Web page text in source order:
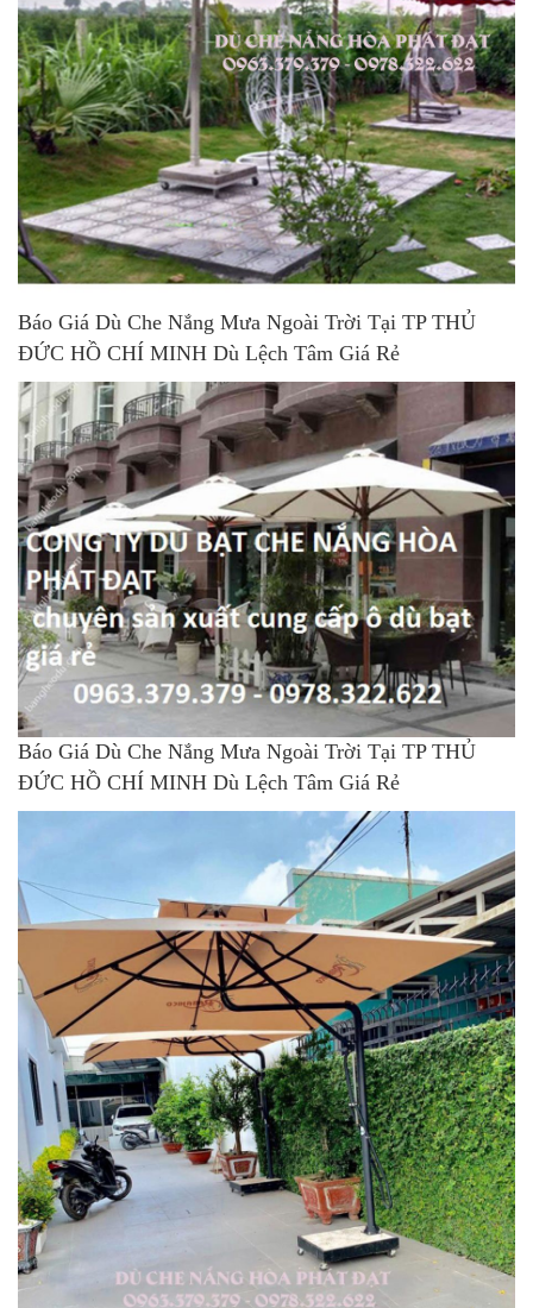
Báo Giá Dù Che Nắng Mưa Ngoài Trời Tại TP THỦ
ĐỨC HỒ CHÍ MINH Dù Lệch Tâm Giá Rẻ
Báo Giá Dù Che Nắng Mưa Ngoài Trời Tại TP THỦ
ĐỨC HỒ CHÍ MINH Dù Lệch Tâm Giá Rẻ